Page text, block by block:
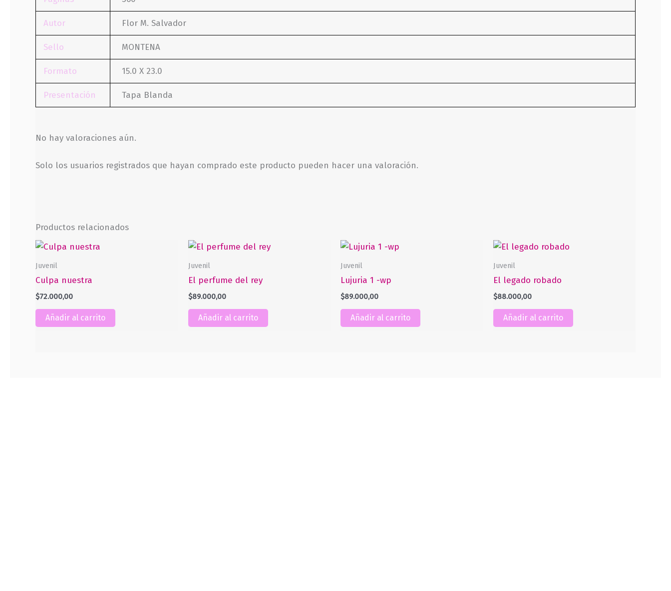
Autor Flor M. Salvador
Sello MONTENA
Formato 15.0 X 23.0
Presentación Tapa Blanda
No hay valoraciones aún.
Solo los usuarios registrados que hayan comprado este producto pueden hacer una valoración.
Productos relacionados
Juvenil
Culpa nuestra
$72.000,00
Añadir al carrito
Juvenil
El perfume del rey
$89.000,00
Añadir al carrito
Juvenil
Lujuria 1 -wp
$89.000,00
Añadir al carrito
Juvenil
El legado robado
$88.000,00
Añadir al carrito